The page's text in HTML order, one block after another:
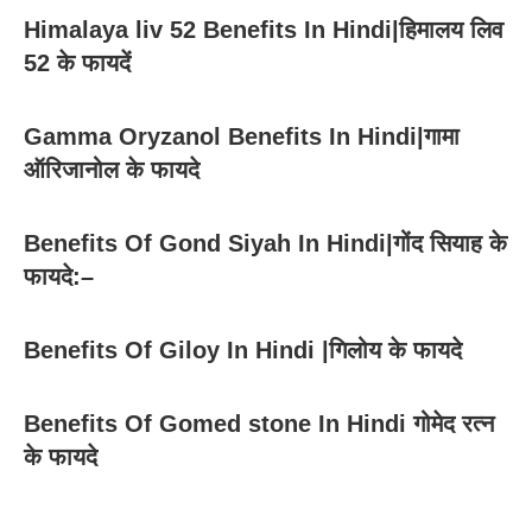
Himalaya liv 52 Benefits In Hindi|हिमालय लिव
52 के फायदें
Gamma Oryzanol Benefits In Hindi|गामा
ऑरिजानोल के फायदे
Benefits Of Gond Siyah In Hindi|गोंद सियाह के
फायदे:–
Benefits Of Giloy In Hindi |गिलोय के फायदे
Benefits Of Gomed stone In Hindi गोमेद रत्न
के फायदे